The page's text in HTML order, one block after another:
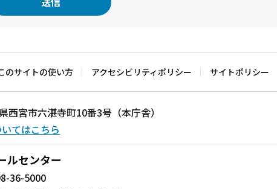
のサイトの使い方 アクセシビリティポリシー サイトポリシー
宮市六湛寺町10番3号（本庁舎）
てはこちら
ルセンター
36-5000